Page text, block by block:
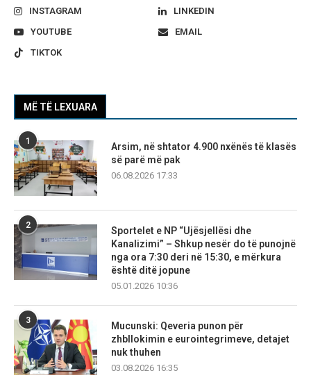
INSTAGRAM
LINKEDIN
YOUTUBE
EMAIL
TIKTOK
MË TË LEXUARA
1
Arsim, në shtator 4.900 nxënës të klasës
së parë më pak
06.08.2026 17:33
2
Sportelet e NP “Ujësjellësi dhe
Kanalizimi” – Shkup nesër do të punojnë
nga ora 7:30 deri në 15:30, e mërkura
është ditë jopune
05.01.2026 10:36
3
Mucunski: Qeveria punon për
zhbllokimin e eurointegrimeve, detajet
nuk thuhen
03.08.2026 16:35